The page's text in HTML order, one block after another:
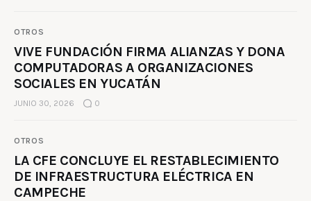
OTROS
VIVE FUNDACIÓN FIRMA ALIANZAS Y DONA
COMPUTADORAS A ORGANIZACIONES
SOCIALES EN YUCATÁN
JUNIO 30, 2026 0
OTROS
LA CFE CONCLUYE EL RESTABLECIMIENTO
DE INFRAESTRUCTURA ELÉCTRICA EN
CAMPECHE